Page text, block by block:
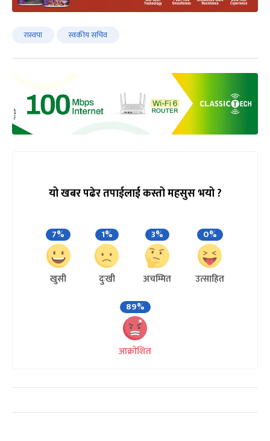
रास्वपा स्वकीय सचिव
यो खबर पढेर तपाईलाई कस्तो महसुस भयो ?
7%
खुसी
1%
दुःखी
3%
अचम्मित
0%
उत्साहित
89%
आक्रोशित